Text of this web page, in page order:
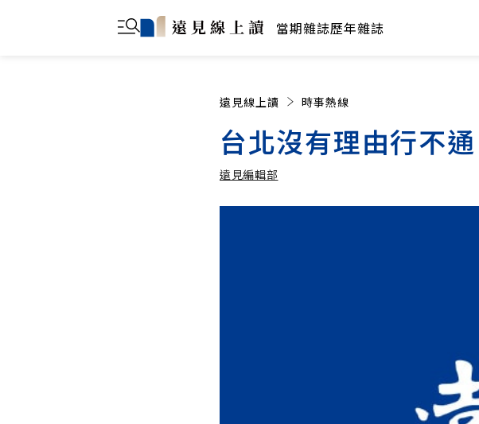
當期雜誌歷年雜誌
遠見線上讀 時事熱線
台北沒有理由行不通
遠見編輯部